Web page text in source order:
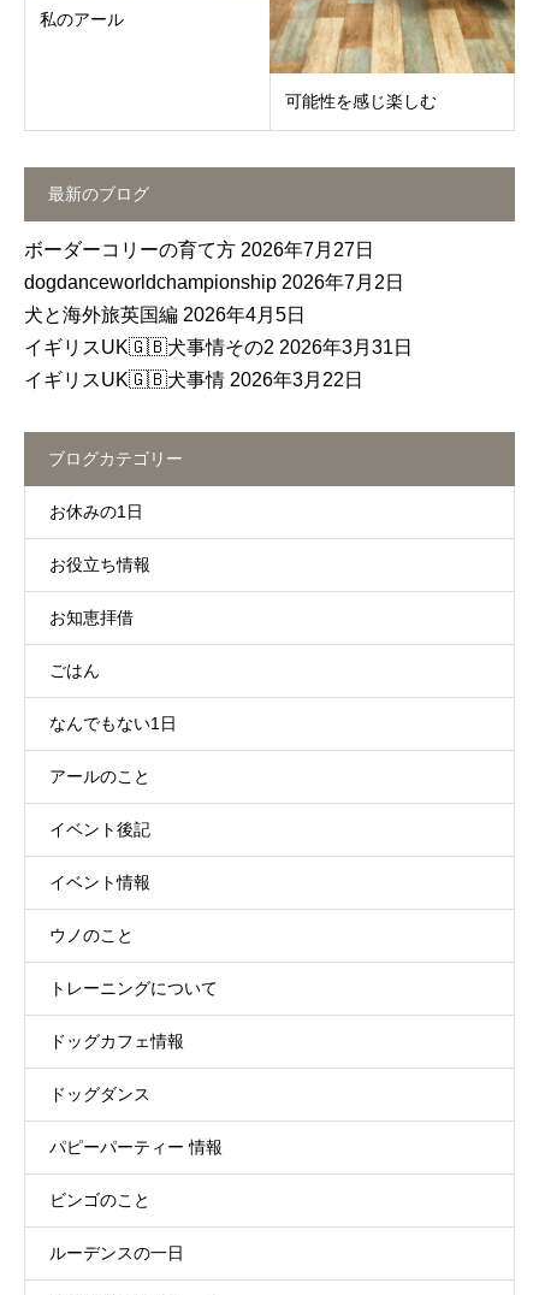
私のアール
可能性を感じ楽しむ
最新のブログ
ボーダーコリーの育て方 2026年7月27日
dogdanceworldchampionship 2026年7月2日
犬と海外旅英国編 2026年4月5日
イギリスUK🇬🇧犬事情その2 2026年3月31日
イギリスUK🇬🇧犬事情 2026年3月22日
ブログカテゴリー
お休みの1日
お役立ち情報
お知恵拝借
ごはん
なんでもない1日
アールのこと
イベント後記
イベント情報
ウノのこと
トレーニングについて
ドッグカフェ情報
ドッグダンス
パピーパーティー 情報
ビンゴのこと
ルーデンスの一日